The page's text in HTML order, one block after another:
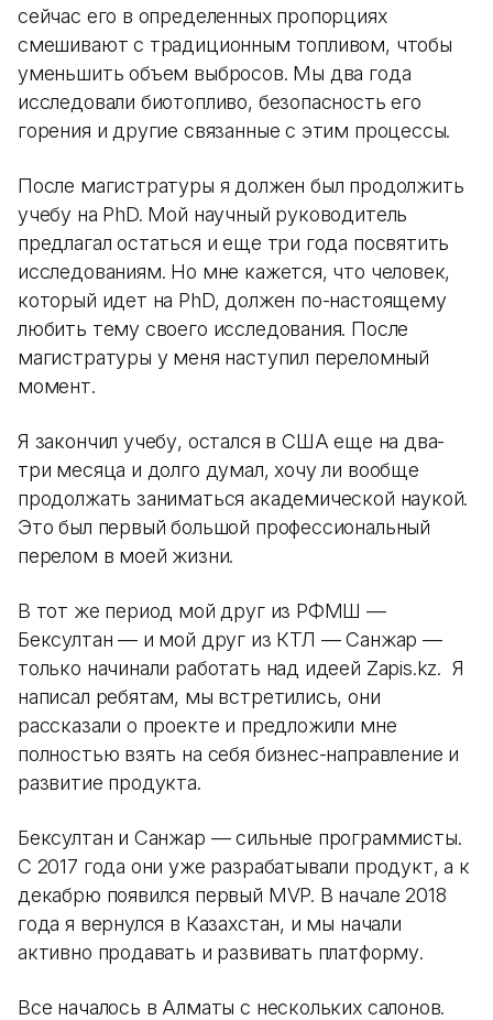
сейчас его в определенных пропорциях
смешивают с традиционным топливом, чтобы
уменьшить объем выбросов. Мы два года
исследовали биотопливо, безопасность его
горения и другие связанные с этим процессы.
После магистратуры я должен был продолжить
учебу на PhD. Мой научный руководитель
предлагал остаться и еще три года посвятить
исследованиям. Но мне кажется, что человек,
который идет на PhD, должен по-настоящему
любить тему своего исследования. После
магистратуры у меня наступил переломный
момент.
Я закончил учебу, остался в США еще на два-
три месяца и долго думал, хочу ли вообще
продолжать заниматься академической наукой.
Это был первый большой профессиональный
перелом в моей жизни.
В тот же период мой друг из РФМШ —
Бексултан — и мой друг из КТЛ — Санжар —
только начинали работать над идеей Zapis.kz. Я
написал ребятам, мы встретились, они
рассказали о проекте и предложили мне
полностью взять на себя бизнес-направление и
развитие продукта.
Бексултан и Санжар — сильные программисты.
С 2017 года они уже разрабатывали продукт, а к
декабрю появился первый MVP. В начале 2018
года я вернулся в Казахстан, и мы начали
активно продавать и развивать платформу.
Все началось в Алматы с нескольких салонов.